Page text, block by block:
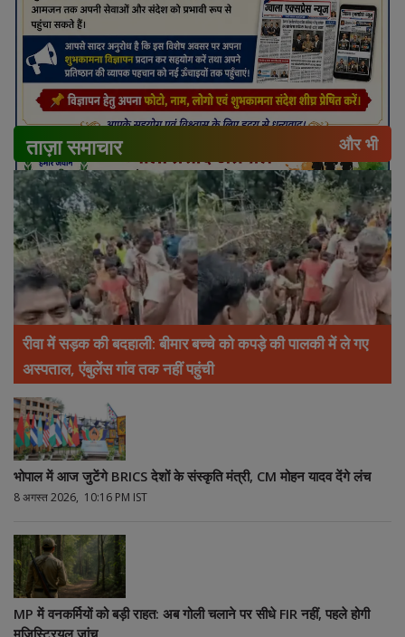
ताज़ा समाचार और भी
रीवा में सड़क की बदहाली: बीमार बच्चे को कपड़े की पालकी में ले गए
अस्पताल, एंबुलेंस गांव तक नहीं पहुंची
भोपाल में आज जुटेंगे BRICS देशों के संस्कृति मंत्री, CM मोहन यादव देंगे लंच
8 अगस्त 2026, 10:16 PM IST
MP में वनकर्मियों को बड़ी राहत: अब गोली चलाने पर सीधे FIR नहीं, पहले होगी
मजिस्ट्रियल जांच